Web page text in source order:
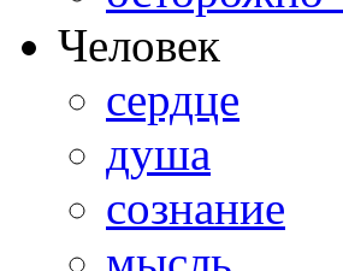
Человек
сердце
душа
сознание